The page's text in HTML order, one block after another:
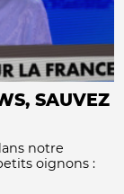
SAUVEZ
notre
oignons :